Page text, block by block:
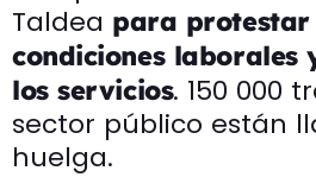
Taldea para
condiciones laborales
los servicios. 150 000
sector público están
huelga.